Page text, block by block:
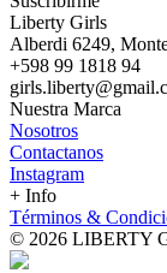
Liberty Girls
Alberdi 6249,
+598 99 1818 94
Nuestra Marca
Nosotros
Contactanos
Instagram
+ Info
Términos &
© 2026 LIBERTY